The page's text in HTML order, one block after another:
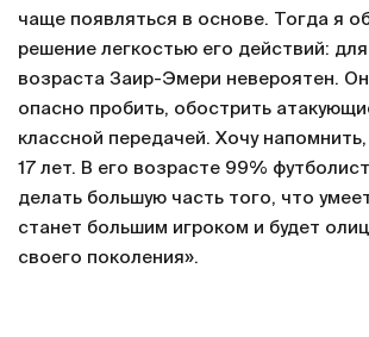
чаще появляться в основе. Тогда я
решение легкостью его действий:
возраста Заир-Эмери невероятен.
опасно пробить, обострить
классной передачей. Хочу
17 лет. В его возрасте 99%
делать большую часть того, что
станет большим игроком и будет
своего поколения».